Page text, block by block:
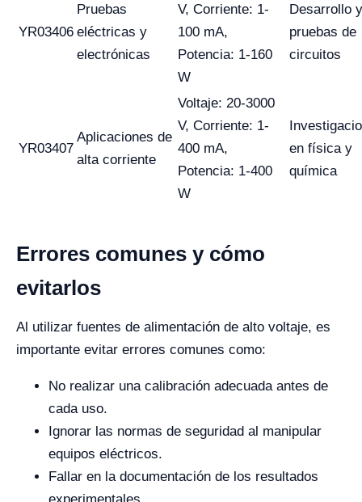
YR03406
Pruebas
eléctricas y
electrónicas
V, Corriente: 1-
100 mA,
Potencia: 1-160
W
Desarrollo y
pruebas de
circuitos
YR03407
Aplicaciones de
alta corriente
Voltaje: 20-3000
V, Corriente: 1-
400 mA,
Potencia: 1-400
W
en física y
química
Errores comunes y cómo
evitarlos
Al utilizar fuentes de alimentación de alto voltaje, es
importante evitar errores comunes como:
No realizar una calibración adecuada antes de
cada uso.
Ignorar las normas de seguridad al manipular
equipos eléctricos.
Fallar en la documentación de los resultados